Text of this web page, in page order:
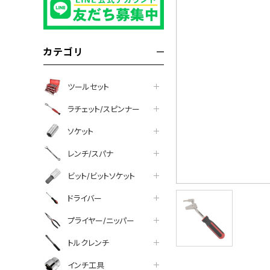
カテゴリ
ツールセット
ラチェット/スピンナー
ソケット
レンチ/スパナ
ビット/ビットソケット
ドライバー
プライヤー/ニッパー
トルクレンチ
インチ工具
facebook
line